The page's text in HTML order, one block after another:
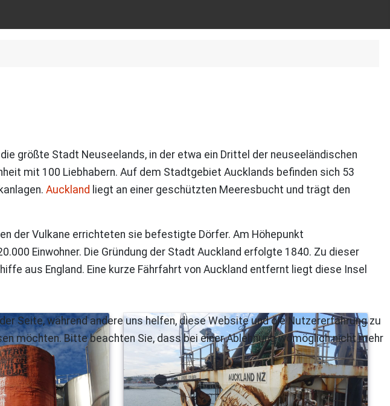
größte Stadt Neuseelands, in der etwa ein Drittel der neuseeländischen
mit 100 Liebhabern. Auf dem Stadtgebiet Aucklands befinden sich 53
Auckland liegt an einer geschützten Meeresbucht und trägt den
der Vulkane errichteten sie befestigte Dörfer. Am Höhepunkt
Einwohner. Die Gründung der Stadt Auckland erfolgte 1840. Zu dieser
aus England. Eine kurze Fährfahrt von Auckland entfernt liegt diese Insel
Seite, während andere uns helfen, diese Website und die Nutzererfahrung zu
möchten. Bitte beachten Sie, dass bei einer Ablehnung womöglich nicht mehr